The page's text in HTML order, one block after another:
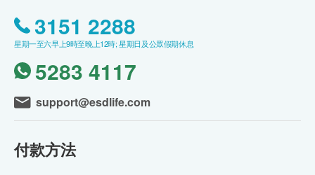
3151 2288
星期一至六早上9時至晚上12時; 星期日及公眾假期休息
5283 4117
support@esdlife.com
付款方法